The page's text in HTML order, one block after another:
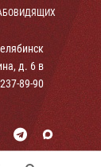
д. 6 в
89-90